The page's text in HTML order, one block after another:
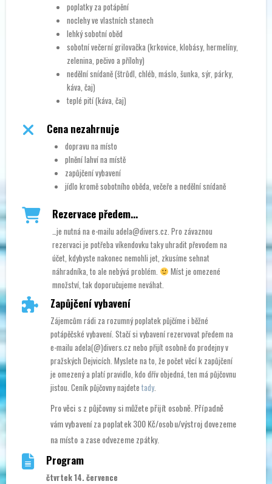
poplatky za potápění
noclehy ve vlastních stanech
lehký sobotní oběd
sobotní večerní grilovačka (krkovice, klobásy, hermelíny,
zelenina, pečivo a přílohy)
nedělní snídaně (štrůdl, chléb, máslo, šunka, sýr, párky,
káva, čaj)
teplé pití (káva, čaj)
Cena nezahrnuje
dopravu na místo
plnění lahví na místě
zapůjčení vybavení
jídlo kromě sobotního oběda, večeře a nedělní snídaně
Rezervace předem...
…je nutná na e-mailu adela@divers.cz. Pro závaznou
rezervaci je potřeba víkendovku taky uhradit převodem na
účet, kdybyste nakonec nemohli jet, zkusíme sehnat
náhradníka, to ale nebývá problém.
Míst je omezené
množství, tak doporučujeme neváhat.
Zapůjčení vybavení
Zájemcům rádi za rozumný poplatek půjčíme i běžné
potápěčské vybavení. Stačí si vybavení rezervovat předem na
e-mailu adela(@)divers.cz nebo přijít osobně do prodejny v
pražských Dejvicích. Myslete na to, že počet věcí k zapůjčení
je omezený a platí pravidlo, kdo dřív objedná, ten má půjčovnu
jistou. Ceník půjčovny najdete tady.
Pro věci s z půjčovny si můžete přijít osobně. Případně
vám vybavení za poplatek 300 Kč/osobu/výstroj dovezeme
na místo a zase odvezeme zpátky.
Program
čtvrtek 14. července